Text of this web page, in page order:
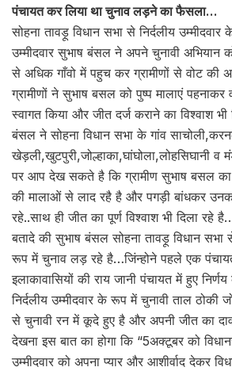
पंचायत कर लिया था चुनाव लड़ने का फैसला…
सोहना तावड़ू विधान सभा से निर्दलीय
उम्मीदवार सुभाष बंसल ने अपने चुनावी अभियान
से अधिक गाँवो में पहुच कर ग्रामीणों से वोट की
ग्रामीणों ने सुभाष बसल को पुष्प मालाएं पहनाकर
स्वागत किया और जीत दर्ज कराने का विश्वाश भी
बंसल ने सोहना विधान सभा के गांव
खेड़ली,खुटपुरी,जोल्हाका,घांघोला,लोहसिघानी व
पर आप देख सकते है कि ग्रामीण सुभाष बसल
की मालाओं से लाद रहै है और पगड़ी बांधकर
रहे..साथ ही जीत का पूर्ण विश्वाश भी दिला रहे
बतादे की सुभाष बंसल सोहना तावड़ू विधान सभा
रूप में चुनाव लड़ रहे है…जिंन्होने पहले एक
इलाकावासियों की राय जानी पंचायत में हुए
निर्दलीय उम्मीदवार के रूप में चुनावी ताल ठोकी
से चुनावी रन में कूदे हुए है और अपनी जीत का
देखना इस बात का होगा कि “5अक्टूबर को
उम्मीदवार को अपना प्यार और आशीर्वाद देकर